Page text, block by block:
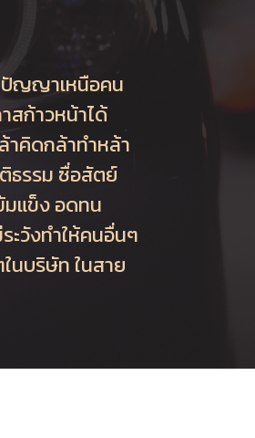
ปัญญาเหนือคน
สก้าวหน้าได้
าคิดกล้าทำหล้า
ธรรม ซื่อสัตย์
มแข็ง อดทน
ะวังทำให้คนอื่นๆ
นบริษัท ในสาย